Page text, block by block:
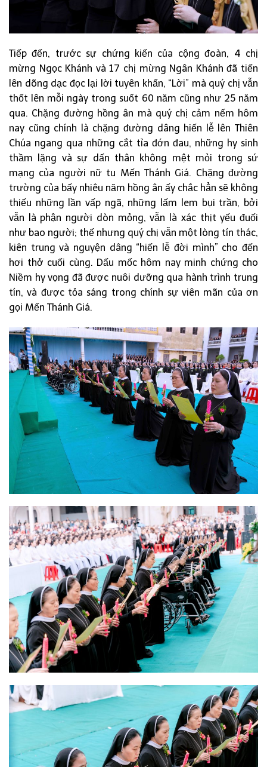
Tiếp đến, trước sự chứng kiến của cộng đoàn, 4 chị
mừng Ngọc Khánh và 17 chị mừng Ngân Khánh đã tiến
lên dõng dạc đọc lại lời tuyên khấn, “Lời” mà quý chị vẫn
thốt lên mỗi ngày trong suốt 60 năm cũng như 25 năm
qua. Chặng đường hồng ân mà quý chị cảm nếm hôm
nay cũng chính là chặng đường dâng hiến lễ lên Thiên
Chúa ngang qua những cắt tỉa đớn đau, những hy sinh
thầm lặng và sự dấn thân không mệt mỏi trong sứ
mạng của người nữ tu Mến Thánh Giá. Chặng đường
trường của bấy nhiêu năm hồng ân ấy chắc hẳn sẽ không
thiếu những lần vấp ngã, những lấm lem bụi trần, bởi
vẫn là phận người dòn mỏng, vẫn là xác thịt yếu đuối
như bao người; thế nhưng quý chị vẫn một lòng tín thác,
kiên trung và nguyện dâng “hiến lễ đời mình” cho đến
hơi thở cuối cùng. Dấu mốc hôm nay minh chứng cho
Niềm hy vọng đã được nuôi dưỡng qua hành trình trung
tín, và được tỏa sáng trong chính sự viên mãn của ơn
gọi Mến Thánh Giá.